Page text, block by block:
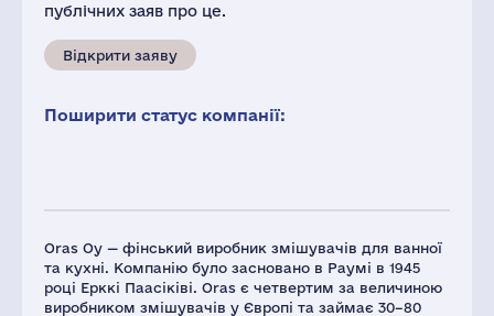
Oras Oy — фінський виробник змішувачів для ванної
та кухні. Компанію було засновано в Раумі в 1945
році Ерккі Паасіківі. Oras є четвертим за величиною
виробником змішувачів у Європі та займає 30–80
публічних заяв про це.
Відкрити заяву
Поширити статус компанії: